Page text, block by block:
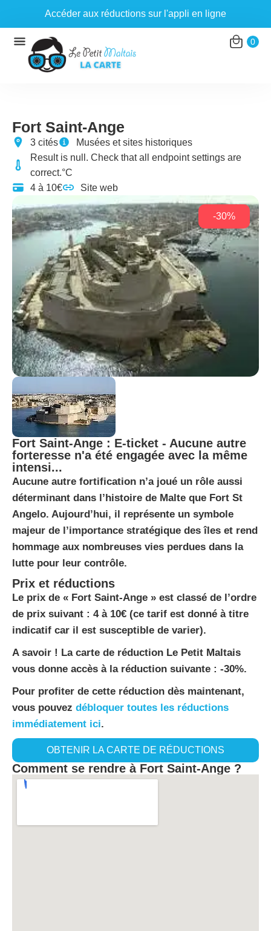
au
contenu
Accéder aux réductions sur l'appli en ligne
0
Fort Saint-Ange
3 cités
Musées et sites historiques
Result is null. Check that all endpoint settings are
correct.°C
4 à 10€
Site web
-30%
Fort Saint-Ange : E-ticket - Aucune autre
forteresse n'a été engagée avec la même
intensi...
Aucune autre fortification n’a joué un rôle aussi
déterminant dans l’histoire de Malte que Fort St
Angelo. Aujourd’hui, il représente un symbole
majeur de l’importance stratégique des îles et rend
hommage aux nombreuses vies perdues dans la
lutte pour leur contrôle.
Prix et réductions
Le prix de « Fort Saint-Ange » est classé de l’ordre
de prix suivant : 4 à 10€ (ce tarif est donné à titre
indicatif car il est susceptible de varier).
A savoir ! La carte de réduction Le Petit Maltais
vous donne accès à la réduction suivante : -30%.
Pour profiter de cette réduction dès maintenant,
vous pouvez débloquer toutes les réductions
immédiatement ici.
OBTENIR LA CARTE DE RÉDUCTIONS
Comment se rendre à Fort Saint-Ange ?